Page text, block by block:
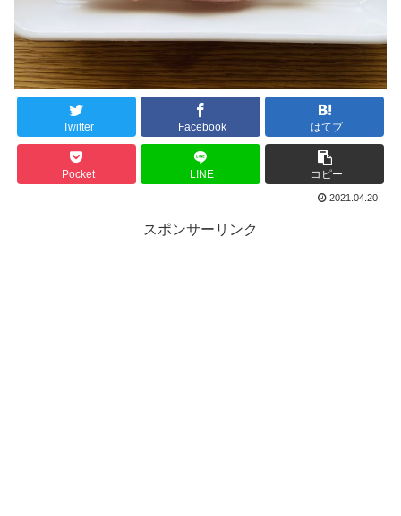
Twitter Facebook はてブ
Pocket LINE コピー
2021.04.20
スポンサーリンク